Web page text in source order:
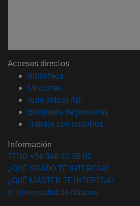
Accesos directos
Biblioteca
Mi correo(abre en nueva
Aula virtual ADI
Búsqueda de personas(abre en
Trabaja con nosotros(abre en
Información
TFNO +34 948 42 56 00
¿QUÉ GRADO TE INTERESA?
¿QUÉ MÁSTER TE INTERESA?
© Universidad de Navarra